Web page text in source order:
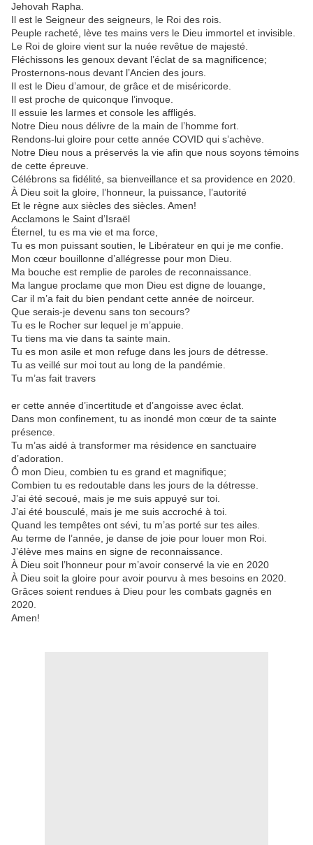
Jehovah Rapha.
Il est le Seigneur des seigneurs, le Roi des rois.
Peuple racheté, lève tes mains vers le Dieu immortel et invisible.
Le Roi de gloire vient sur la nuée revêtue de majesté.
Fléchissons les genoux devant l’éclat de sa magnificence;
Prosternons-nous devant l’Ancien des jours.
Il est le Dieu d’amour, de grâce et de miséricorde.
Il est proche de quiconque l’invoque.
Il essuie les larmes et console les affligés.
Notre Dieu nous délivre de la main de l’homme fort.
Rendons-lui gloire pour cette année COVID qui s’achève.
Notre Dieu nous a préservés la vie afin que nous soyons témoins
de cette épreuve.
Célébrons sa fidélité, sa bienveillance et sa providence en 2020.
À Dieu soit la gloire, l’honneur, la puissance, l’autorité
Et le règne aux siècles des siècles. Amen!
Acclamons le Saint d’Israël
Éternel, tu es ma vie et ma force,
Tu es mon puissant soutien, le Libérateur en qui je me confie.
Mon cœur bouillonne d’allégresse pour mon Dieu.
Ma bouche est remplie de paroles de reconnaissance.
Ma langue proclame que mon Dieu est digne de louange,
Car il m’a fait du bien pendant cette année de noirceur.
Que serais-je devenu sans ton secours?
Tu es le Rocher sur lequel je m’appuie.
Tu tiens ma vie dans ta sainte main.
Tu es mon asile et mon refuge dans les jours de détresse.
Tu as veillé sur moi tout au long de la pandémie.
Tu m’as fait travers
er cette année d’incertitude et d’angoisse avec éclat.
Dans mon confinement, tu as inondé mon cœur de ta sainte
présence.
Tu m’as aidé à transformer ma résidence en sanctuaire
d’adoration.
Ô mon Dieu, combien tu es grand et magnifique;
Combien tu es redoutable dans les jours de la détresse.
J’ai été secoué, mais je me suis appuyé sur toi.
J’ai été bousculé, mais je me suis accroché à toi.
Quand les tempêtes ont sévi, tu m’as porté sur tes ailes.
Au terme de l’année, je danse de joie pour louer mon Roi.
J’élève mes mains en signe de reconnaissance.
À Dieu soit l’honneur pour m’avoir conservé la vie en 2020
À Dieu soit la gloire pour avoir pourvu à mes besoins en 2020.
Grâces soient rendues à Dieu pour les combats gagnés en
2020.
Amen!